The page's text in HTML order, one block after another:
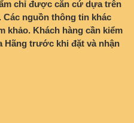
chỉ được căn cứ dựa trên
Các nguồn thông tin khác
khảo. Khách hàng cần kiểm
Hãng trước khi đặt và nhận